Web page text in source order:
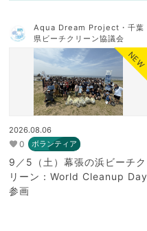
Aqua Dream Project・千葉
県ビーチクリーン協議会
NEW
2026.08.06
0 ボランティア
9／5（土）幕張の浜ビーチク
リーン：World Cleanup Day
参画